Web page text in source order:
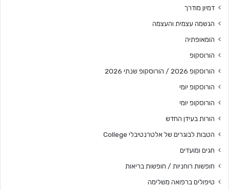
דמיון מודרך
הגשמה עצמית והעצמה
הומאופתיה
הורוסקופ
הורוסקופ 2026 / הורוסקופ שנתי 2026
הורוסקופ יומי
הורוסקופ יומי
הורות בעידן החדש
הטבות לבוגרים של אלטרנטיבלי College
חגים ומועדים
חופשות רוחניות / חופשות בריאות
טיפולים ברפואה משלימה